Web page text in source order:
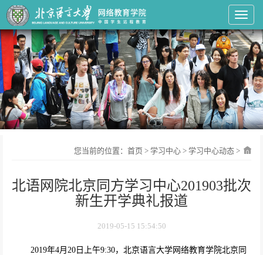
Toggle
您当前的位置： 首页 > 学习中心 > 学习中心动态 >
北语网院北京同方学习中心201903批次
新生开学典礼报道
2019-05-15 15:54:50
2019年4月 20 日上午9:30，北京语言大学网络教育学院北京同